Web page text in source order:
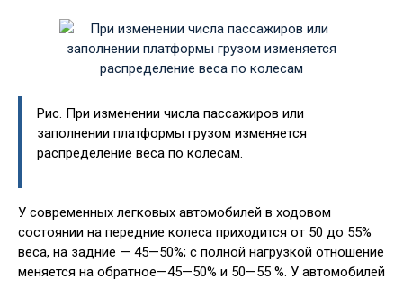
Рис. При изменении числа пассажиров или
заполнении платформы грузом изменяется
распределение веса по колесам.
У современных легковых автомобилей в ходовом
состоянии на передние колеса приходится от 50 до 55%
веса, на задние — 45—50%; с полной нагрузкой отношение
меняется на обратное—45—50% и 50—55 %. У автомобилей